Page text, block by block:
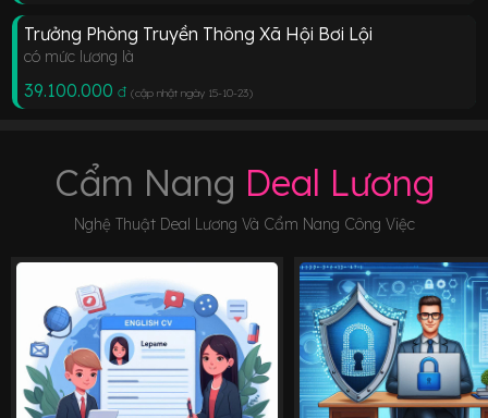
Trưởng Phòng Truyền Thông Xã Hội Bơi Lội
có mức lương là
39.100.000 đ (cập nhật ngày 15-10-23)
Cẩm Nang Deal Lương
Nghệ Thuật Deal Lương Và Cẩm Nang Công Việc